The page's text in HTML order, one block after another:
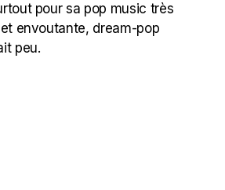
pour sa pop music très
envoutante, dream-pop
peu.